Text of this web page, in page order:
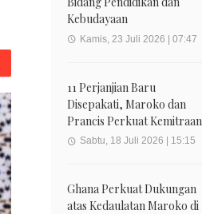
Kebudayaan
Kamis, 23 Juli 2026 | 07:47
11 Perjanjian Baru
Disepakati, Maroko dan
Prancis Perkuat Kemitraan
Sabtu, 18 Juli 2026 | 15:15
Ghana Perkuat Dukungan
atas Kedaulatan Maroko di